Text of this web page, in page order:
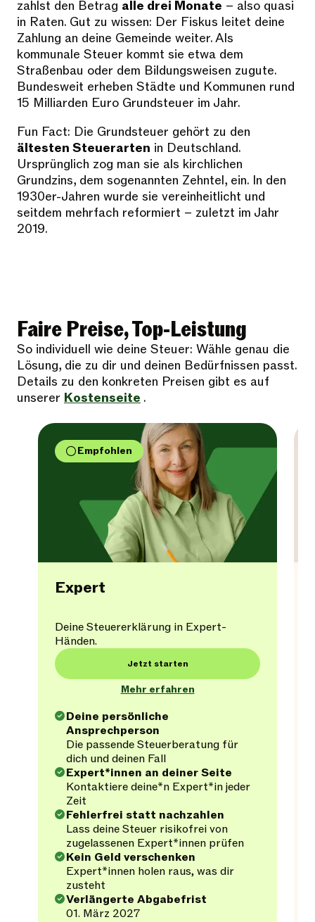
zahlst den Betrag alle drei Monate – also quasi
in Raten. Gut zu wissen: Der Fiskus leitet deine
Zahlung an deine Gemeinde weiter. Als
kommunale Steuer kommt sie etwa dem
Straßenbau oder dem Bildungsweisen zugute.
Bundesweit erheben Städte und Kommunen rund
15 Milliarden Euro Grundsteuer im Jahr.
Fun Fact: Die Grundsteuer gehört zu den
ältesten Steuerarten in Deutschland.
Ursprünglich zog man sie als kirchlichen
Grundzins, dem sogenannten Zehntel, ein. In den
1930er-Jahren wurde sie vereinheitlicht und
seitdem mehrfach reformiert – zuletzt im Jahr
2019.
Faire Preise, Top-Leistung
So individuell wie deine Steuer: Wähle genau die
Lösung, die zu dir und deinen Bedürfnissen passt.
Details zu den konkreten Preisen gibt es auf
unserer Kostenseite .
Empfohlen
Expert
Deine Steuererklärung in Expert-
Händen.
Jetzt starten
Mehr erfahren
Deine persönliche
Ansprechperson
Die passende Steuerberatung für
dich und deinen Fall
Expert*innen an deiner Seite
Kontaktiere deine*n Expert*in jeder
Zeit
Fehlerfrei statt nachzahlen
Lass deine Steuer risikofrei von
zugelassenen Expert*innen prüfen
Kein Geld verschenken
Expert*innen holen raus, was dir
zusteht
Verlängerte Abgabefrist
01. März 2027